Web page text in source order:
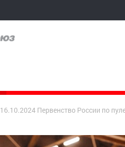
16.10.2024 Первенство России по